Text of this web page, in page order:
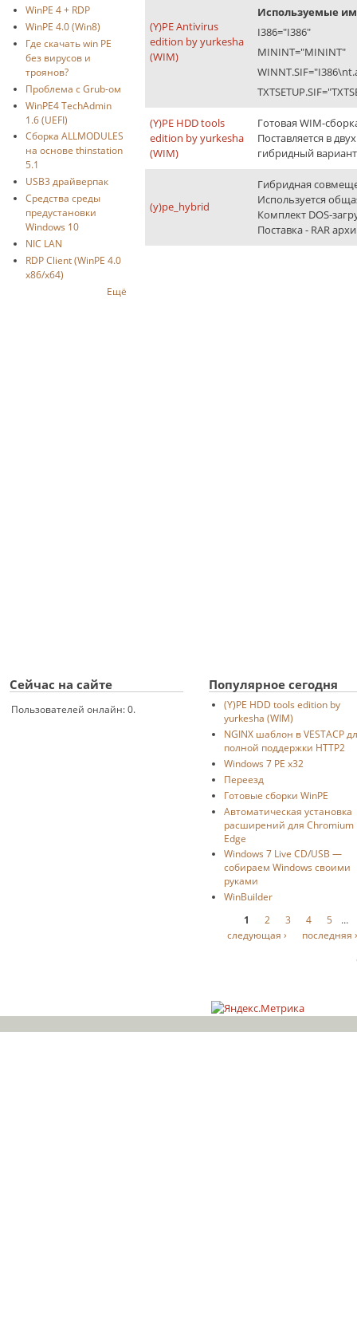
WinPE 4 + RDP
WinPE 4.0 (Win8)
Где скачать win PE
без вирусов и
троянов?
Проблема с Grub-ом
WinPE4 TechAdmin
1.6 (UEFI)
Сборка ALLMODULES
на основе thinstation
5.1
USB3 драйверпак
Средства среды
предустановки
Windows 10
NIC LAN
RDP Client (WinPE 4.0
x86/x64)
Ещё
(Y)PE Antivirus
edition by yurkesha
(WIM)
Используемые
I386="I386"
MININT="MININT"
(Y)PE HDD tools
edition by yurkesha
(WIM)
Готовая WIM-
Поставляется в
гибридный
(y)pe_hybrid
Гибридная
Используется
Комплект DOS-
Поставка - RAR
Сейчас на сайте
Пользователей онлайн: 0.
Популярное сегодня
(Y)PE HDD tools edition by
yurkesha (WIM)
NGINX шаблон в VESTACP
полной поддержки HTTP2
Windows 7 PE x32
Переезд
Готовые сборки WinPE
Автоматическая установка
расширений для Chromium
Edge
Windows 7 Live CD/USB —
собираем Windows своими
руками
WinBuilder
Страницы
1 2 3 4 5
…
следующая ›
последняя